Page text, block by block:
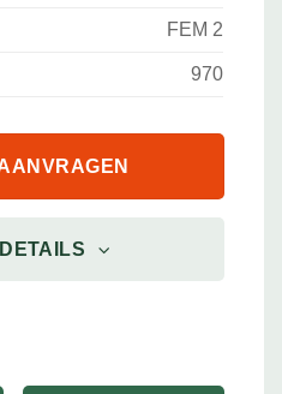
FEM 2
970